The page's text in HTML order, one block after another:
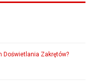
Doświetlania Zakrętów?